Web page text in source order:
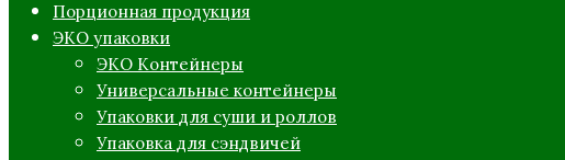
Порционная продукция
ЭКО упаковки
ЭКО Контейнеры
Универсальные контейнеры
Упаковки для суши и роллов
Упаковка для сэндвичей